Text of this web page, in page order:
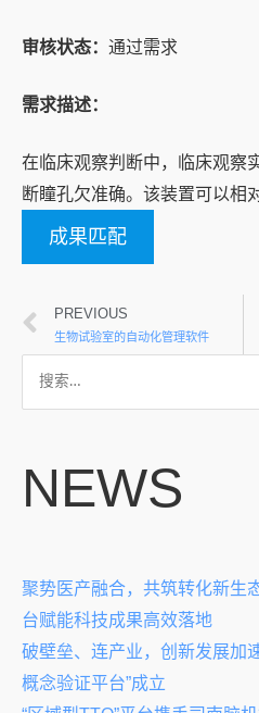
审核状态： 通过需求
需求描述：
在临床观察判断中，临床观察
断瞳孔欠准确。该装置可以相
成果匹配
PREVIOUS
生物试验室的自动化管理软件
NEWS
聚势医产融合，共筑转化新生
台赋能科技成果高效落地
破壁垒、连产业，创新发展
概念验证平台”成立